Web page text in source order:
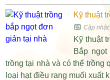
Kỹ thuật
📅 Cập
Kỹ thuật
Bắp
trồng tại nhà và có thể trồng
loại hạt điều rang muối xuất